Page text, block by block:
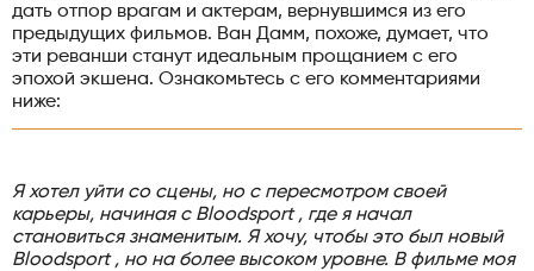
дать отпор врагам и актерам, вернувшимся из его
предыдущих фильмов. Ван Дамм, похоже, думает, что
эти реванши станут идеальным прощанием с его
эпохой экшена. Ознакомьтесь с его комментариями
ниже:
Я хотел уйти со сцены, но с пересмотром своей
карьеры, начиная с Bloodsport, где я начал
становиться знаменитым. Я хочу, чтобы это был новый
Bloodsport, но на более высоком уровне. В фильме моя